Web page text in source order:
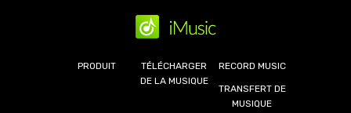
PRODUIT
TÉLÉCHARGER
DE LA MUSIQUE
RECORD MUSIC
TRANSFERT DE
MUSIQUE